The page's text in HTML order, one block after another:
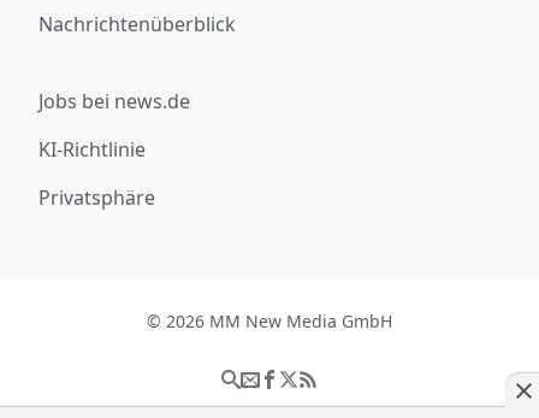
Nachrichtenüberblick
Jobs bei news.de
KI-Richtlinie
Privatsphäre
© 2026 MM New Media GmbH